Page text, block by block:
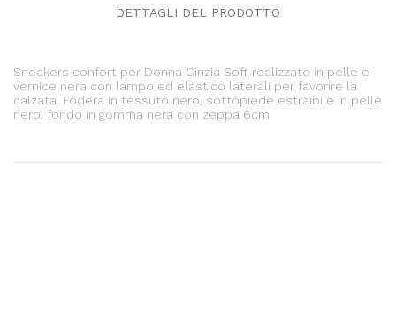
DETTAGLI DEL PRODOTTO
Sneakers confort per Donna Cinzia Soft realizzate in pelle e
vernice nera con lampo ed elastico laterali per favorire la
calzata. Fodera in tessuto nero, sottopiede estraibile in pelle
nero, fondo in gomma nera con zeppa 6cm